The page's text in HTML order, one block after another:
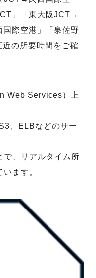
」「東大阪JCT→
際空港」「泉佐野
の所要時間をご確
Web Services）上
、ELBなどのサー
で、リアルタイム所
ます。